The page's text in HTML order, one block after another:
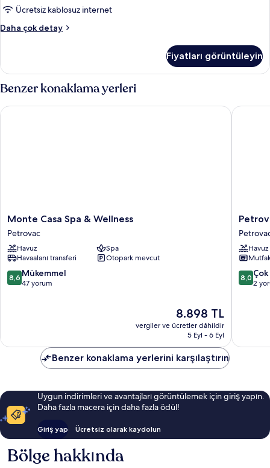
Ücretsiz kablosuz internet
Daha çok detay
Oda
detay
Fiyatları görüntüleyin
Benzer konaklama yerleri
Monte
Casa
Spa
&
Wellness
Petrovac
Monte Casa Spa & Wellness
Petrovac
Havuz
Spa
Havaalanı transferi
Otopark mevcut
10
üzerinden
8,6 Mükemmel
47 yorum
Güncel
fiyat:
8.898 TL
8.898 TL
vergiler ve ücretler dâhildir
5 Eyl - 6 Eyl
Monte Casa Spa & Wellness
Bay
Havuz
10
8,0
2
Benzer konaklama yerlerini karşılaştırın
Uygun indirimleri ve avantajları görüntülemek için giriş yapın.
Daha fazla macera için daha fazla ödül!
Giriş yap Ücretsiz olarak kaydolun
Bölge hakkında